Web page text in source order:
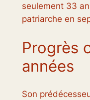
seulement 33
patriarche en
Progrès
années
Son